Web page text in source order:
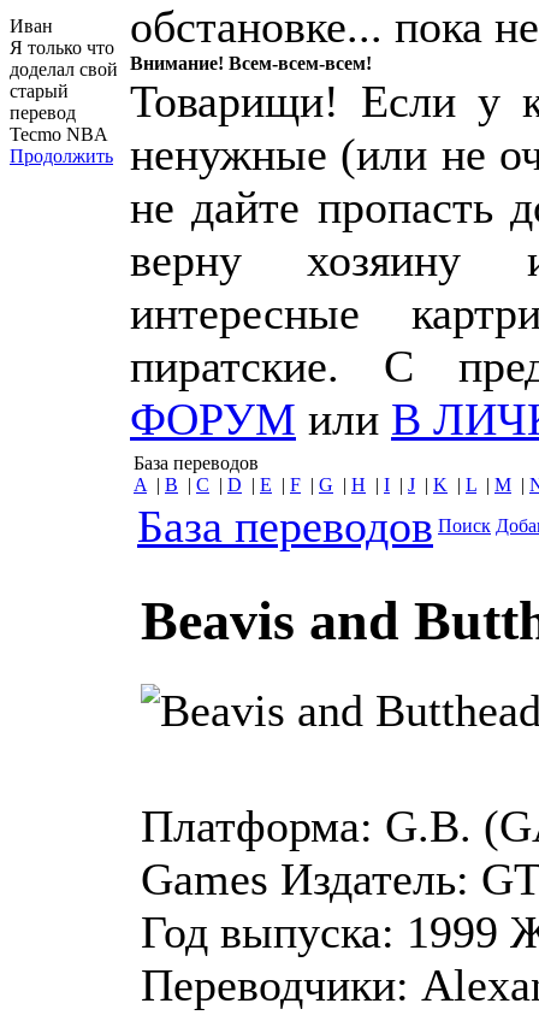
Иван
Я только что
доделал свой
старый
перевод
Tecmo NBA
Продолжить
обстановке... пока
Внимание! Всем-всем-всем!
Товарищи! Если у
ненужные (или не
не дайте пропасть
верну хозяину
интересные
пиратские. С
ФОРУМ или В
База переводов
A | B | C | D | E | F | G | H | I | J | K | L | M |
База переводов Поиск
Beavis and
Платформа: G.B.
Games Издатель:
Год выпуска: 1999
Переводчики: